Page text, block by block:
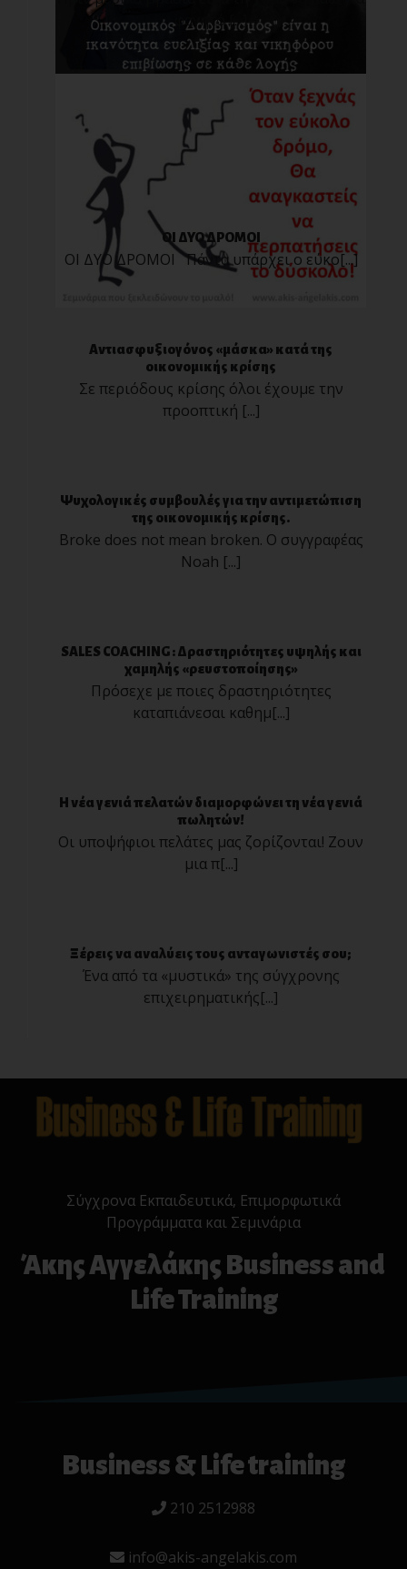
φαγητό [...]
ΟΙ ΔΥΟ ΔΡΟΜΟΙ
ΟΙ ΔΥΟ ΔΡΟΜΟΙ Πάντα υπάρχει ο εύκο[...]
Αντιασφυξιογόνος «μάσκα» κατά της
οικονομικής κρίσης
Σε περιόδους κρίσης όλοι έχουμε την
προοπτική [...]
Ψυχολογικές συμβουλές για την αντιμετώπιση
της οικονομικής κρίσης.
Broke does not mean broken. Ο συγγραφέας
Noah [...]
SALES COACHING : Δραστηριότητες υψηλής και
χαμηλής «ρευστοποίησης»
Πρόσεχε με ποιες δραστηριότητες
καταπιάνεσαι καθημ[...]
Η νέα γενιά πελατών διαμορφώνει τη νέα γενιά
πωλητών!
Οι υποψήφιοι πελάτες μας ζορίζονται! Ζουν
μια π[...]
Ξέρεις να αναλύεις τους ανταγωνιστές σου;
Ένα από τα «μυστικά» της σύγχρονης
επιχειρηματικής[...]
Σύγχρονα Εκπαιδευτικά, Επιμορφωτικά
Προγράμματα και Σεμινάρια
Άκης Αγγελάκης Business and
Life Training
Business & Life training
210 2512988
info@akis-angelakis.com